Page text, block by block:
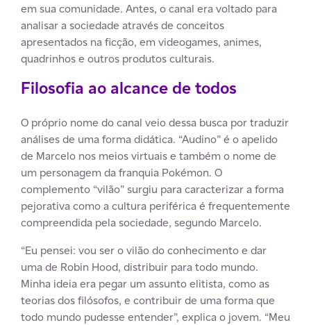
em sua comunidade. Antes, o canal era voltado para
analisar a sociedade através de conceitos
apresentados na ficção, em videogames, animes,
quadrinhos e outros produtos culturais.
Filosofia ao alcance de todos
O próprio nome do canal veio dessa busca por traduzir
análises de uma forma didática. “Audino” é o apelido
de Marcelo nos meios virtuais e também o nome de
um personagem da franquia Pokémon. O
complemento “vilão” surgiu para caracterizar a forma
pejorativa como a cultura periférica é frequentemente
compreendida pela sociedade, segundo Marcelo.
“Eu pensei: vou ser o vilão do conhecimento e dar
uma de Robin Hood, distribuir para todo mundo.
Minha ideia era pegar um assunto elitista, como as
teorias dos filósofos, e contribuir de uma forma que
todo mundo pudesse entender”, explica o jovem. “Meu